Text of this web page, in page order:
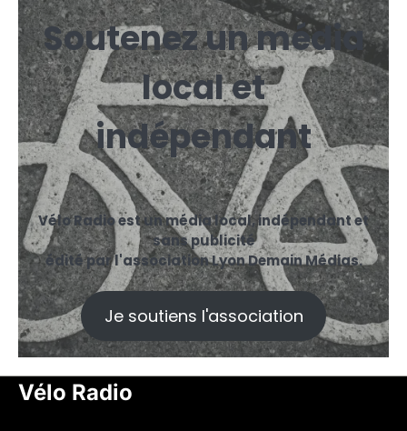
Soutenez un média
local et
indépendant
Vélo Radio est un média local, indépendant et
sans publicité
édité par l'association Lyon Demain Médias.
Je soutiens l'association
Vélo Radio